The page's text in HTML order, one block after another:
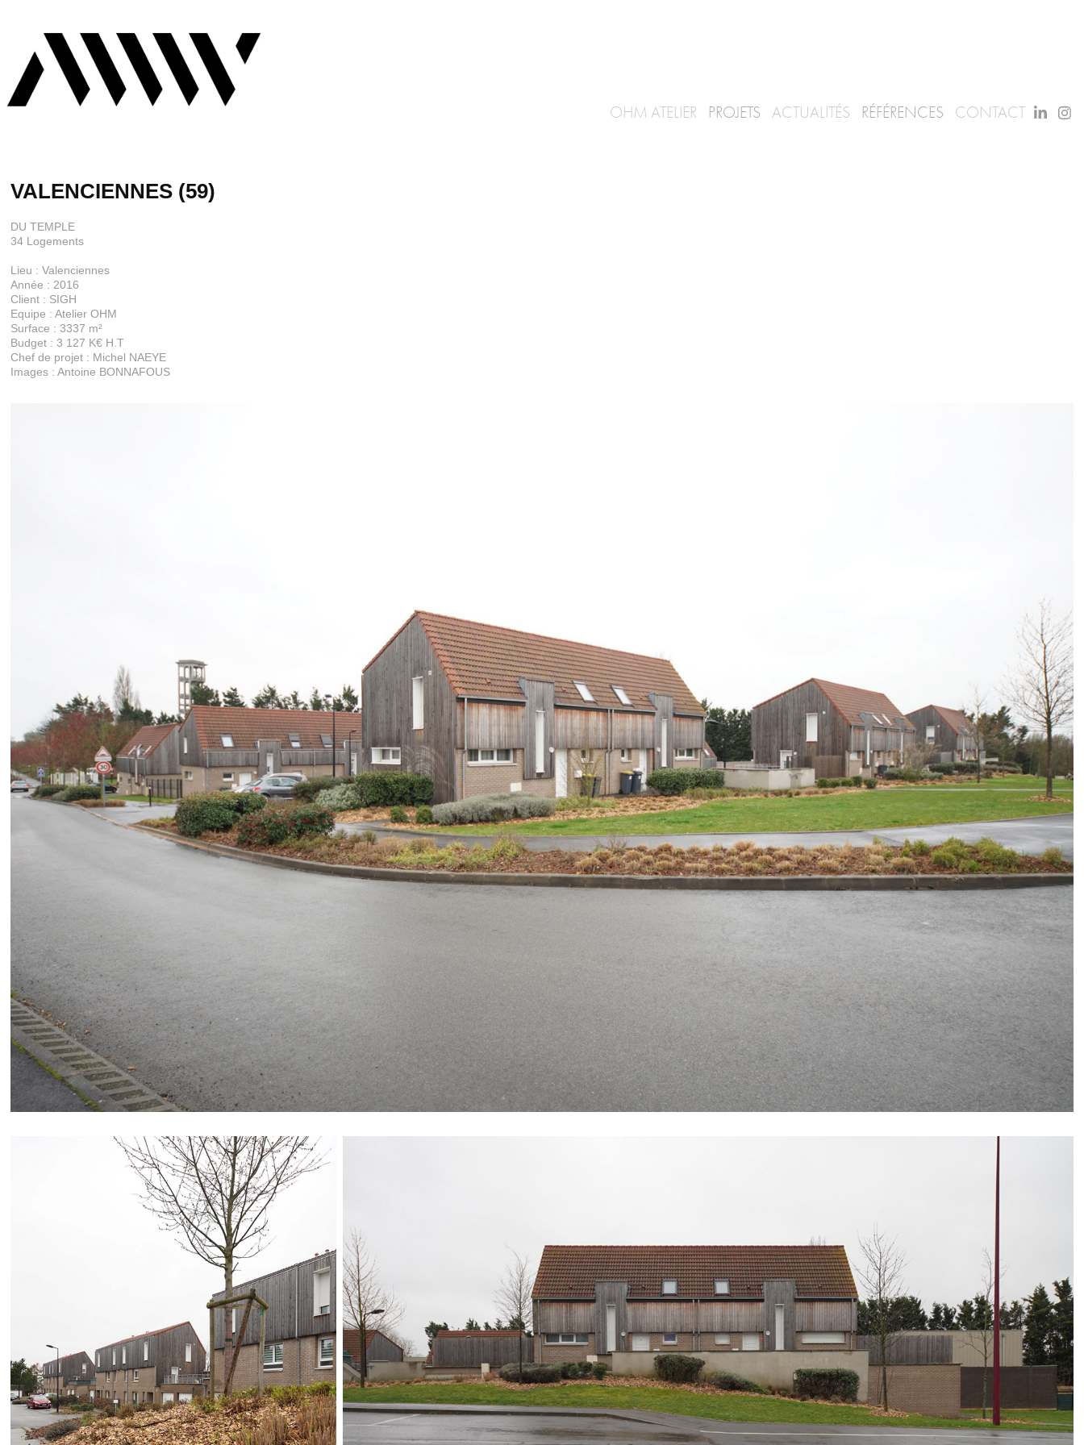
OHM ATELIER PROJETS ACTUALITÉS RÉFÉRENCES CONTACT
VALENCIENNES (59)
DU TEMPLE
34 Logements
Lieu : Valenciennes
Année : 2016
Client : SIGH
Equipe : Atelier OHM
Surface : 3337 m²
Budget : 3 127 K€ H.T
Chef de projet : Michel NAEYE
Images : Antoine BONNAFOUS